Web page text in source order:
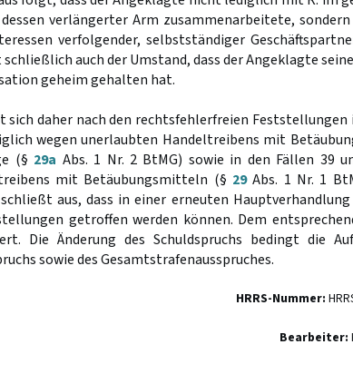
verlängerter Arm zusammenarbeitete,
verfolgender, selbstständiger
auch der Umstand, dass der Angeklagte
geheim gehalten hat.
sich daher nach den rechtsfehlerfreien Feststellungen
wegen unerlaubten Handeltreibens mit
(§ 29a Abs. 1 Nr. 2 BtMG) sowie in den Fällen 39
mit Betäubungsmitteln (§ 29Abs. 1 Nr. 1
aus, dass in einer erneuten
getroffen werden können. Dem
Die Änderung des Schuldspruchs bedingt die
sowie des Gesamtstrafenausspruches.
HRRS-Nummer:
Bearbeiter: